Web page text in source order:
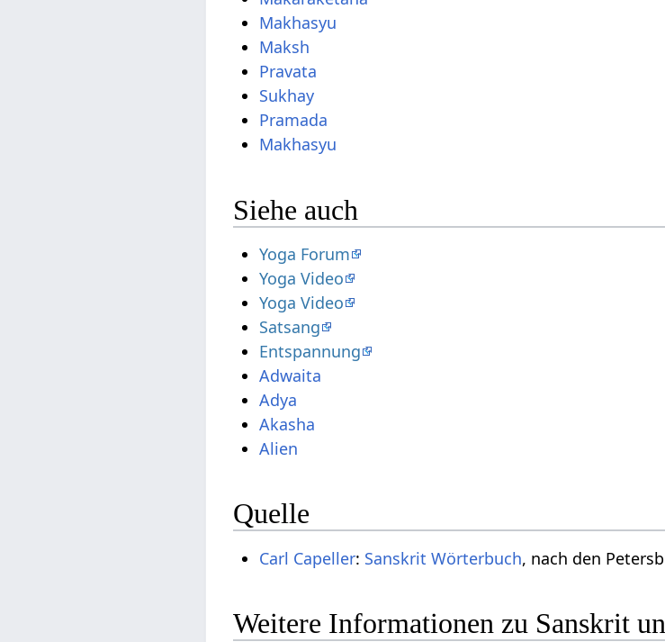
Makhasyu
Maksh
Pravata
Sukhay
Pramada
Makhasyu
Siehe auch
Yoga Forum
Yoga Video
Yoga Video
Satsang
Entspannung
Adwaita
Adya
Akasha
Alien
Quelle
Carl Capeller: Sanskrit Wörterbuch, nach den
Weitere Informationen zu Sanskrit